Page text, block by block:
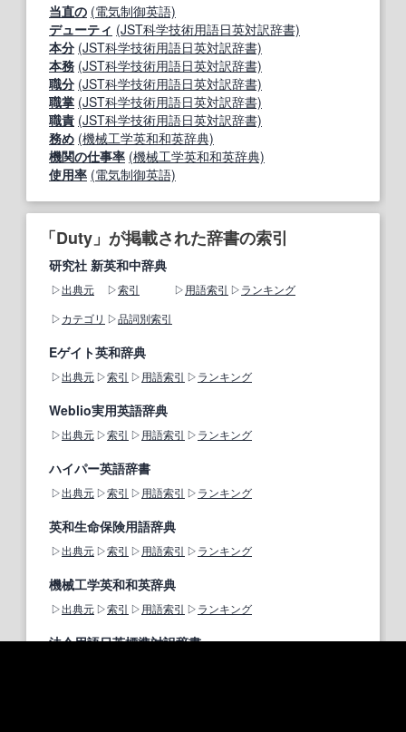
当直の (電気制御英語)
デューティ (JST科学技術用語日英対訳辞書)
本分 (JST科学技術用語日英対訳辞書)
本務 (JST科学技術用語日英対訳辞書)
職分 (JST科学技術用語日英対訳辞書)
職掌 (JST科学技術用語日英対訳辞書)
職責 (JST科学技術用語日英対訳辞書)
務め (機械工学英和和英辞典)
機関の仕事率 (機械工学英和和英辞典)
使用率 (電気制御英語)
「Duty」が掲載された辞書の索引
研究社 新英和中辞典
出典元 索引 用語索引
ランキング
カテゴリ
品詞別索引
Eゲイト英和辞典
出典元 索引 用語索引 ランキング
Weblio実用英語辞典
出典元 索引 用語索引 ランキング
ハイパー英語辞書
出典元 索引 用語索引 ランキング
英和生命保険用語辞典
出典元 索引 用語索引 ランキング
機械工学英和和英辞典
出典元 索引 用語索引 ランキング
法令用語日英標準対訳辞書